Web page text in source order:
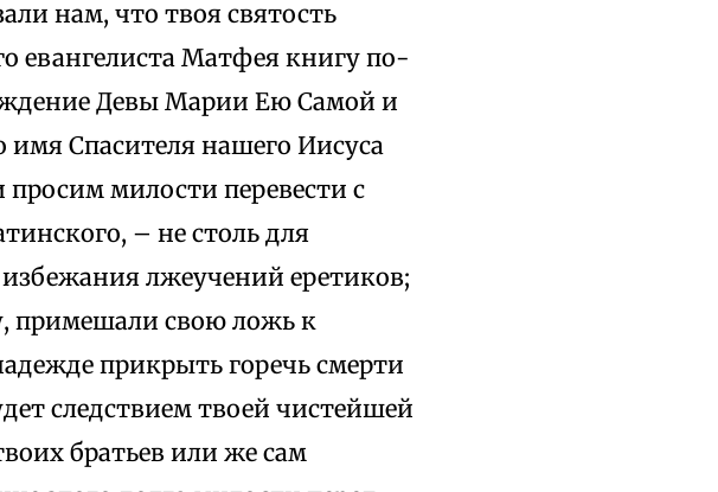
нам, что твоя святость
евангелиста Матфея книгу по-
Девы Марии Ею Самой и
имя Спасителя нашего Иисуса
милости перевести с
– не столь для
лжеучений еретиков;
примешали свою ложь к
прикрыть горечь смерти
следствием твоей чистейшей
братьев или же сам